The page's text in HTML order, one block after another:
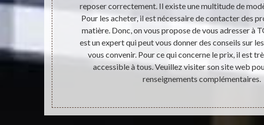
est capable
trouver
reposer correctement. Il existe une multitude de
Pour les acheter, il est nécessaire de contacter des
matière. Donc, on vous propose de vous adresser à
est un expert qui peut vous donner des conseils sur
vous convenir. Pour ce qui concerne le prix, il est
accessible à tous. Veuillez visiter son site web
renseignements complémentaires.